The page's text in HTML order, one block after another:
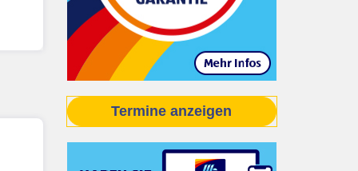
Termine anzeigen